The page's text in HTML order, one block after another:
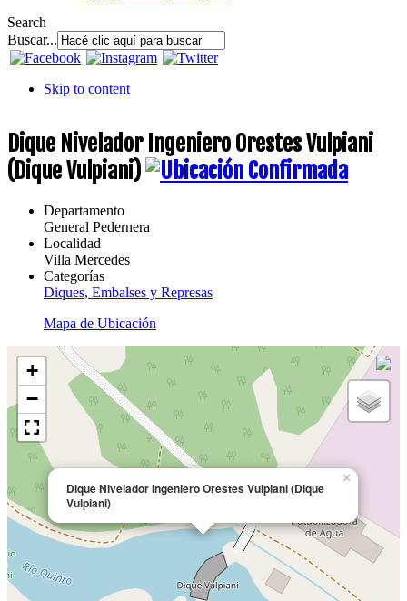
Search
Buscar...
Skip to content
Dique Nivelador Ingeniero Orestes Vulpiani
(Dique Vulpiani)
Departamento
General Pedernera
Localidad
Villa Mercedes
Categorías
Diques, Embalses y Represas
Mapa de Ubicación
Dique Nivelador Ingeniero Orestes Vulpiani (Dique
Vulpiani)
×
+
−